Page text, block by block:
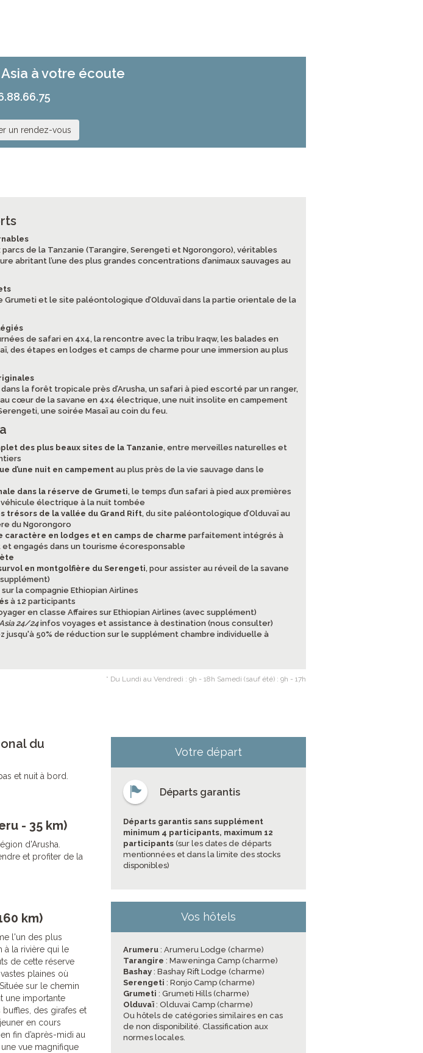
à votre écoute
un rendez-vous
parcs de la Tanzanie (Tarangire, Serengeti et Ngorongoro), véritables
abritant l’une des plus grandes concentrations d’animaux sauvages au
Grumeti et le site paléontologique d’Olduvaï dans la partie orientale de la
de safari en 4x4, la rencontre avec la tribu Iraqw, les balades en
des étapes en lodges et camps de charme pour une immersion au plus
la forêt tropicale près d’Arusha, un safari à pied escorté par un ranger,
cœur de la savane en 4x4 électrique, une nuit insolite en campement
une soirée Masaï au coin du feu.
des plus beaux sites de la Tanzanie, entre merveilles naturelles et
d’une nuit en campementau plus près de la vie sauvage dans le
dans la réserve de Grumeti, le temps d’un safari à pied aux premières
électrique à la nuit tombée
trésors de la vallée du Grand Rift, du site paléontologique d’Olduvaï au
du Ngorongoro
caractère en lodges et en camps de charme parfaitement intégrés à
engagés dans un tourisme écoresponsable
en montgolfière du Serengeti, pour assister au réveil de la savane
sur la compagnie Ethiopian Airlines
à 12 participants
en classe Affaires sur Ethiopian Airlines (avec supplément)
24/24infos voyages et assistance à destination (nous consulter)
jusqu'à 50% de réduction sur le supplément chambre individuelle à
* Du Lundi au Vendredi : 9h - 18h Samedi (sauf été) : 9h - 17h
du
et nuit à bord.
- 35 km)
d'Arusha.
et profiter de la
km)
l'un des plus
à la rivière qui le
de cette réserve
plaines où
sur le chemin
une importante
buffles, des girafes et
en cours
fin d’après-midi au
vue magnifique
Votre départ
Départs garantis
Départs garantis sans supplément
minimum 4 participants, maximum 12
participants (sur les dates de départs
mentionnées et dans la limite des stocks
disponibles)
Vos hôtels
Arumeru : Arumeru Lodge (charme)
Tarangire : Maweninga Camp (charme)
Bashay : Bashay Rift Lodge (charme)
Serengeti : Ronjo Camp (charme)
Grumeti : Grumeti Hills (charme)
Olduvaï : Olduvai Camp (charme)
Ou hôtels de catégories similaires en cas
de non disponibilité. Classification aux
normes locales.